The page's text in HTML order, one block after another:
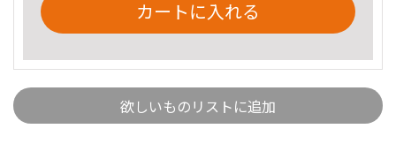
カートに入れる
欲しいものリストに追加